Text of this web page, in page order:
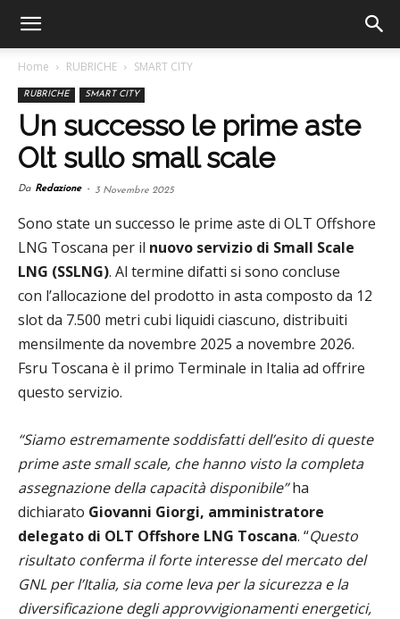
Home RUBRICHE SMART CITY
RUBRICHE SMART CITY
Un successo le prime aste
Olt sullo small scale
Da Redazione - 3 Novembre 2025
Sono state un successo le prime aste di OLT Offshore
LNG Toscana per il nuovo servizio di Small Scale
LNG (SSLNG). Al termine difatti si sono concluse
con l’allocazione del prodotto in asta composto da 12
slot da 7.500 metri cubi liquidi ciascuno, distribuiti
mensilmente da novembre 2025 a novembre 2026.
Fsru Toscana è il primo Terminale in Italia ad offrire
questo servizio.
“Siamo estremamente soddisfatti dell’esito di queste
prime aste small scale, che hanno visto la completa
assegnazione della capacità disponibile”ha
dichiarato Giovanni Giorgi, amministratore
delegato di OLT Offshore LNG Toscana. “Questo
risultato conferma il forte interesse del mercato del
GNL per l’Italia, sia come leva per la sicurezza e la
diversificazione degli approvvigionamenti energetici,